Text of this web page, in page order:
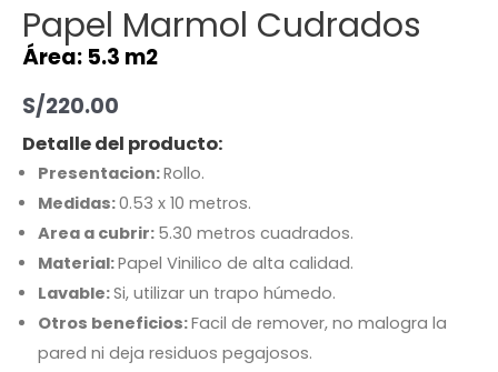
Papel Marmol Cudrados
Área: 5.3 m2
S/220.00
Detalle del producto:
Presentacion:Rollo.
Medidas:0.53 x 10 metros.
Area a cubrir: 5.30 metros cuadrados.
Material:Papel Vinilico de alta calidad.
Lavable:Si, utilizar un trapo húmedo.
Otros beneficios:Facil de remover, no malogra la
pared ni deja residuos pegajosos.